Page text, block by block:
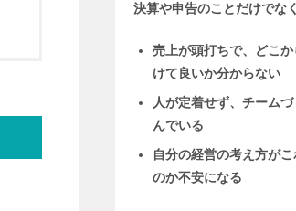
決算や申告のことだけでなく
売上が頭打ちで、どこ
けて良いか分からない
人が定着せず、チーム
んでいる
自分の経営の考え方が
のか不安になる